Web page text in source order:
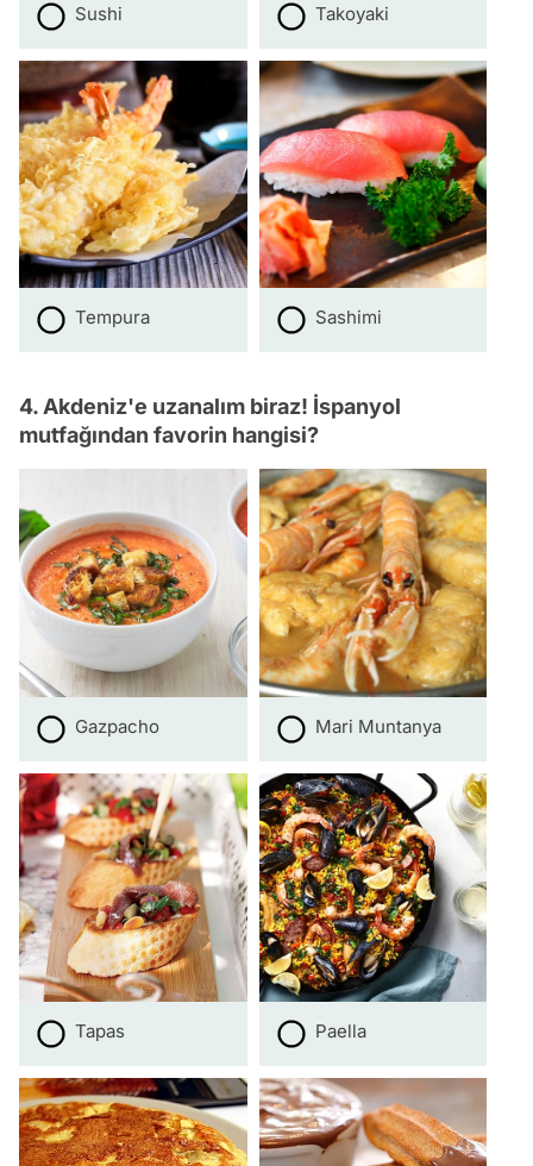
Sushi Takoyaki
Tempura Sashimi
4. Akdeniz'e uzanalım biraz! İspanyol
mutfağından favorin hangisi?
Gazpacho Mari Muntanya
Tapas Paella